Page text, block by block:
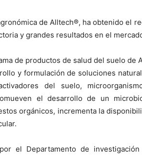
de Alltech®, ha obtenido el
y grandes resultados en el
de productos de salud del suelo de
y formulación de soluciones
del suelo,
el desarrollo de un
orgánicos, incrementa la
el Departamento de